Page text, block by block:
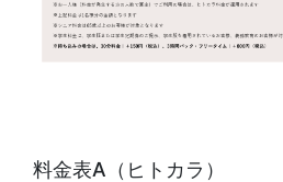
料金表A（ヒトカラ）